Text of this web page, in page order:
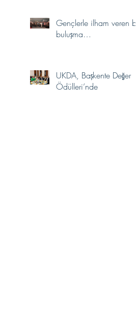
Gençlerle ilham veren bir
buluşma…
UKDA, Başkente Değer
Ödülleri’nde